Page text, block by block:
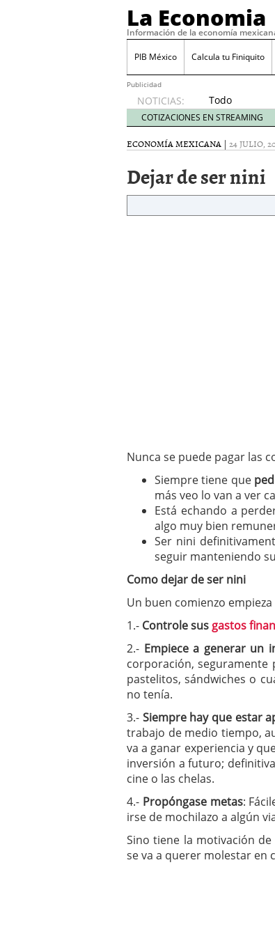
La Economia
Información de la economía
PIB México Calcula tu Finiquito
Publicidad
NOTICIAS:
Todo
sobre
SIFX:
análisis
opiniones,
regulación,
seguridad
¿Cómo
Cómo
un software de
¿Cómo
Cómo acabará
COTIZACIONES EN STREAMING
ECONOMÍA MEXICANA | 24 JULIO,
Dejar de ser nini
Nunca se puede pagar las
Siempre tiene que
más veo lo van a ver
Está echando a
algo muy bien
Ser nini
seguir manteniendo
Como dejar de ser nini
Un buen comienzo
1.- Controle sus gastos
2.- Empiece a generar un
corporación, seguramente
pastelitos, sándwiches o
no tenía.
3.- Siempre hay que estar
trabajo de medio tiempo,
va a ganar experiencia y
inversión a futuro;
cine o las chelas.
4.- Propóngase metas:
irse de mochilazo a algún
Sino tiene la motivación
se va a querer molestar en